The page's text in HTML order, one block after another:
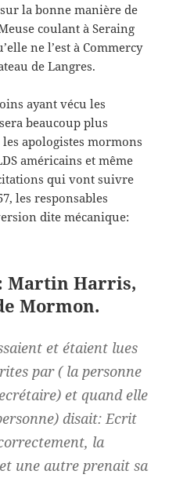
la bonne manière de
coulant à Seraing
ne l’est à Commercy
de Langres.
ayant vécu les
beaucoup plus
apologistes mormons
américains et même
qui vont suivre
les responsables
dite mécanique:
Martin Harris,
Mormon.
et étaient lues
par ( la personne
et quand elle
disait: Ecrit
la
une autre prenait sa